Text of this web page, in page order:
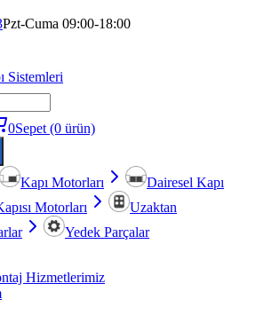
Pzt-Cuma 09:00-18:00
Sistemleri
0Sepet (0 ürün)
Kapı Motorları
Dairesel Kapı
Motorları
Uzaktan
Yedek Parçalar
Hizmetlerimiz